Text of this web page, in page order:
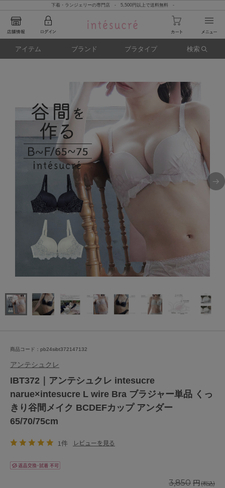
下着・ランジェリーの専門店 - 5,500円以上で送料無料 -
アイテム ブランド ブラタイプ 検索
商品コード：pb24sibt372147132
アンテシュクレ
IBT372｜アンテシュクレ intesucre
narue×intesucre L wire Bra ブラジャー単品 くっ
きり谷間メイク BCDEFカップ アンダー
65/70/75cm
1件 レビューを見る
3,850 円(税込)